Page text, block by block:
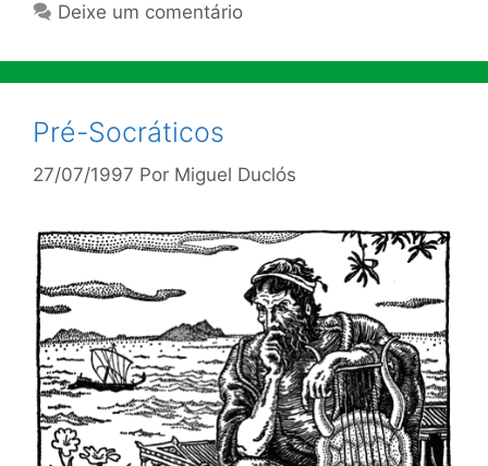
Deixe um comentário
Pré-Socráticos
27/07/1997 Por Miguel Duclós